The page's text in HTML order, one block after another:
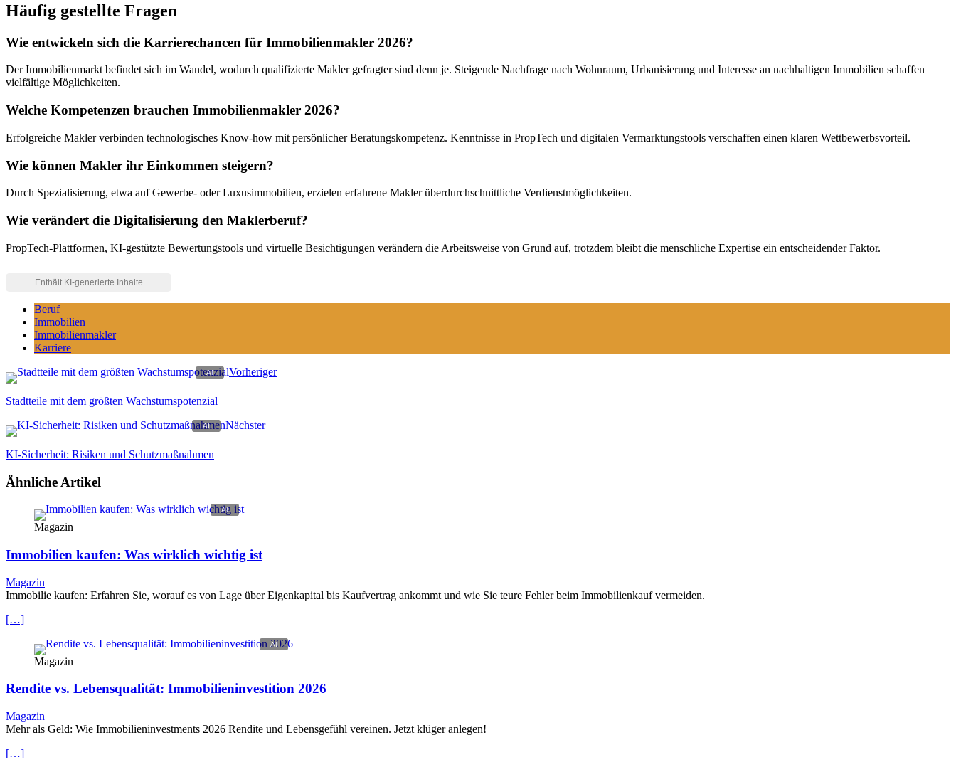
Häufig gestellte Fragen
Wie entwickeln sich die Karrierechancen für Immobilienmakler 2026?
Der Immobilienmarkt befindet sich im Wandel, wodurch qualifizierte Makler gefragter sind denn je. Steigende Nachfrage nach Wohnraum, Urbanisierung und Interesse an nachhaltigen Immobilien schaffen
vielfältige Möglichkeiten.
Welche Kompetenzen brauchen Immobilienmakler 2026?
Erfolgreiche Makler verbinden technologisches Know-how mit persönlicher Beratungskompetenz. Kenntnisse in PropTech und digitalen Vermarktungstools verschaffen einen klaren Wettbewerbsvorteil.
Wie können Makler ihr Einkommen steigern?
Durch Spezialisierung, etwa auf Gewerbe- oder Luxusimmobilien, erzielen erfahrene Makler überdurchschnittliche Verdienstmöglichkeiten.
Wie verändert die Digitalisierung den Maklerberuf?
PropTech-Plattformen, KI-gestützte Bewertungstools und virtuelle Besichtigungen verändern die Arbeitsweise von Grund auf, trotzdem bleibt die menschliche Expertise ein entscheidender Faktor.
Beruf
Immobilien
Immobilienmakler
Karriere
Vorheriger
Stadtteile mit dem größten Wachstumspotenzial
Nächster
KI-Sicherheit: Risiken und Schutzmaßnahmen
Ähnliche Artikel
Magazin
Immobilien kaufen: Was wirklich wichtig ist
Magazin
Immobilie kaufen: Erfahren Sie, worauf es von Lage über Eigenkapital bis Kaufvertrag ankommt und wie Sie teure Fehler beim Immobilienkauf vermeiden.
[…]
Magazin
Rendite vs. Lebensqualität: Immobilieninvestition 2026
Magazin
Mehr als Geld: Wie Immobilieninvestments 2026 Rendite und Lebensgefühl vereinen. Jetzt klüger anlegen!
[…]